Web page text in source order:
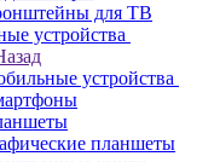
для ТВ
устройства
устройства
планшеты